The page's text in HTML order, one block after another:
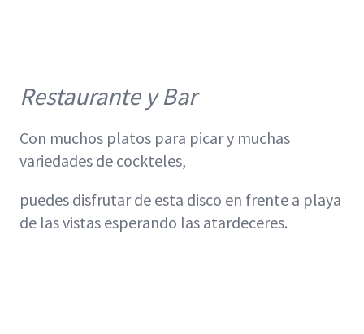
Restaurante y Bar
Con muchos platos para picar y muchas
variedades de cockteles,
puedes disfrutar de esta disco en frente a playa
de las vistas esperando las atardeceres.